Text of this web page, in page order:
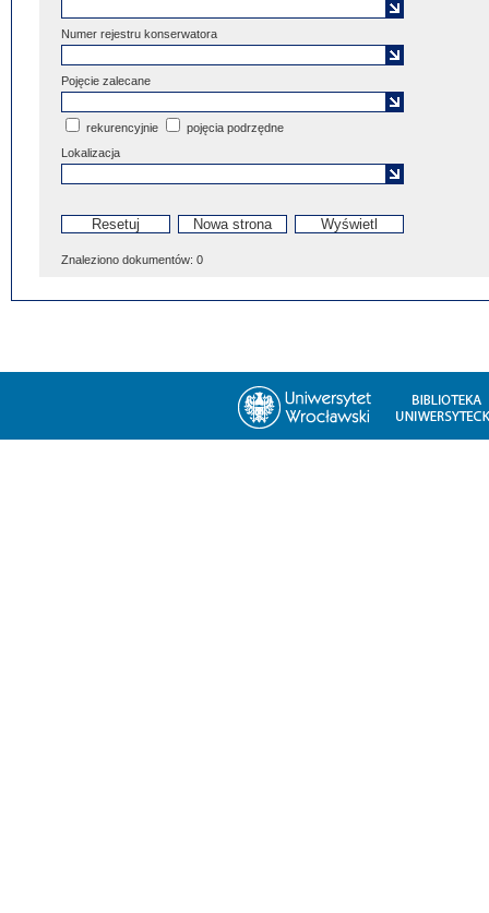
Numer rejestru konserwatora
Pojęcie zalecane
rekurencyjnie
pojęcia podrzędne
Lokalizacja
Znaleziono dokumentów: 0